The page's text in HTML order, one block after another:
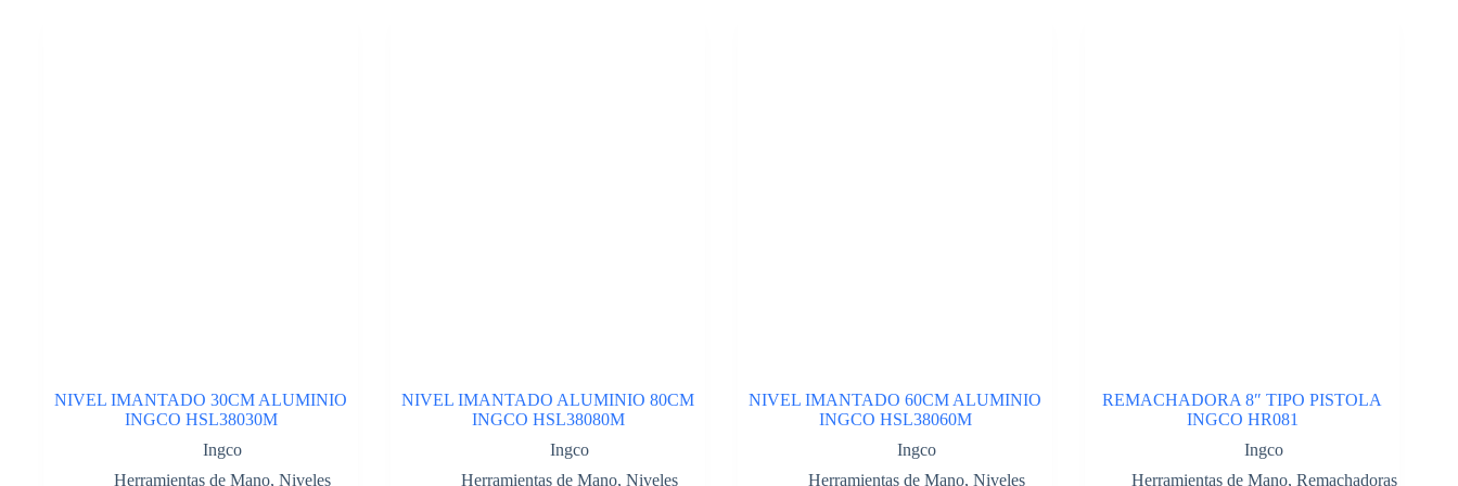
NIVEL IMANTADO 30CM ALUMINIO
INGCO HSL38030M
Ingco
Herramientas de Mano, Niveles
NIVEL IMANTADO ALUMINIO 80CM
INGCO HSL38080M
Ingco
Herramientas de Mano, Niveles
NIVEL IMANTADO 60CM ALUMINIO
INGCO HSL38060M
Ingco
Herramientas de Mano, Niveles
REMACHADORA 8″ TIPO PISTOLA
INGCO HR081
Ingco
Herramientas de Mano, Remachadoras